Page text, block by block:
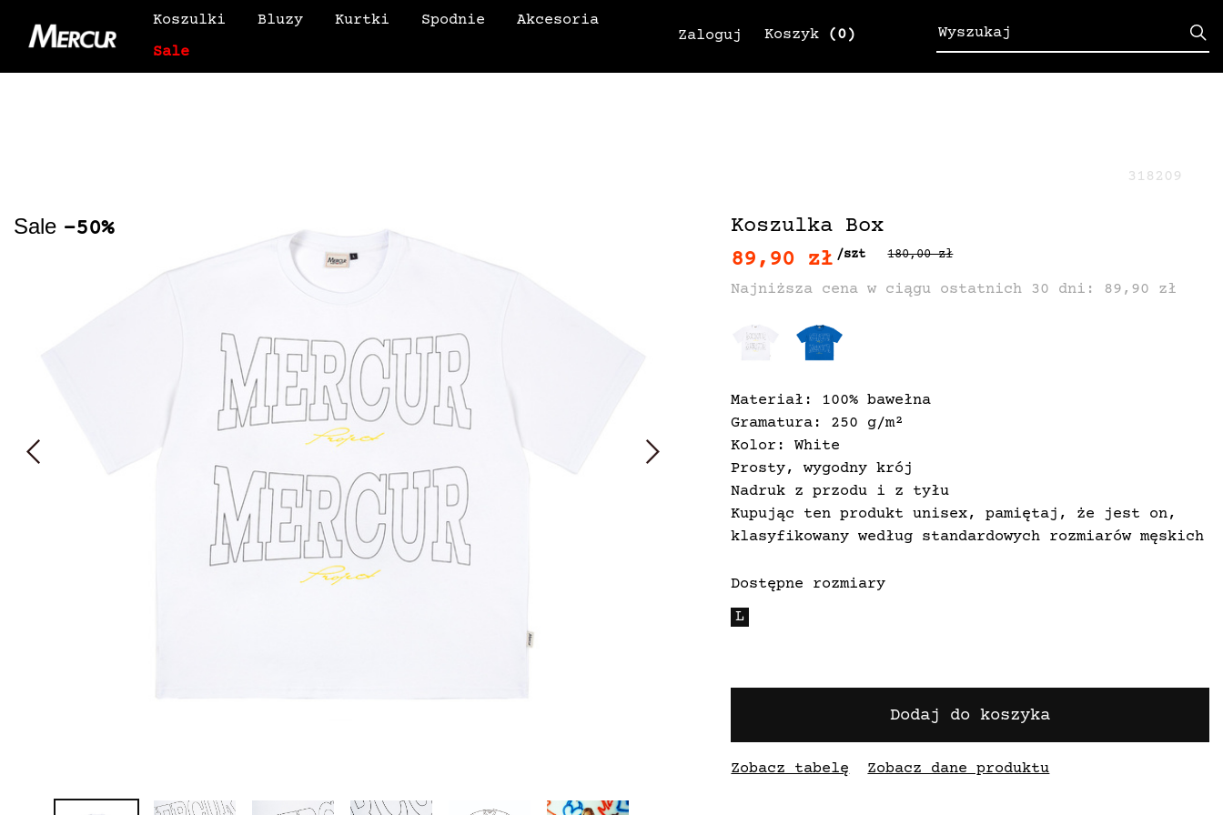
Koszyk (0)
Zaloguj
Koszulki Bluzy Kurtki Spodnie
Akcesoria
Sale
Sale -50% Koszulka Box
318209
89,90 zł /szt 180,00 zł
Najniższa cena w ciągu ostatnich 30 dni: 89,90 zł
Materiał: 100% bawełna
Gramatura: 250 g/m²
Kolor: White
Prosty, wygodny krój
Nadruk z przodu i z tyłu
Kupując ten produkt unisex, pamiętaj, że jest on,
klasyfikowany według standardowych rozmiarów męskich
Dostępne rozmiary
L
Dodaj do koszyka
Zobacz tabelę Zobacz dane produktu